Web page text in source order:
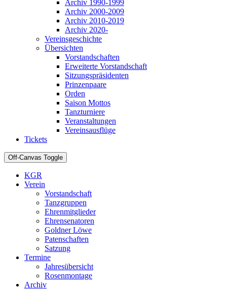
Archiv 1990-1999
Archiv 2000-2009
Archiv 2010-2019
Archiv 2020-
Vereinsgeschichte
Übersichten
Vorstandschaften
Erweiterte Vorstandschaft
Sitzungspräsidenten
Prinzenpaare
Orden
Saison Mottos
Tanzturniere
Veranstaltungen
Vereinsausflüge
Tickets
Off-Canvas Toggle
KGR
Verein
Vorstandschaft
Tanzgruppen
Ehrenmitglieder
Ehrensenatoren
Goldner Löwe
Patenschaften
Satzung
Termine
Jahresübersicht
Rosenmontage
Archiv